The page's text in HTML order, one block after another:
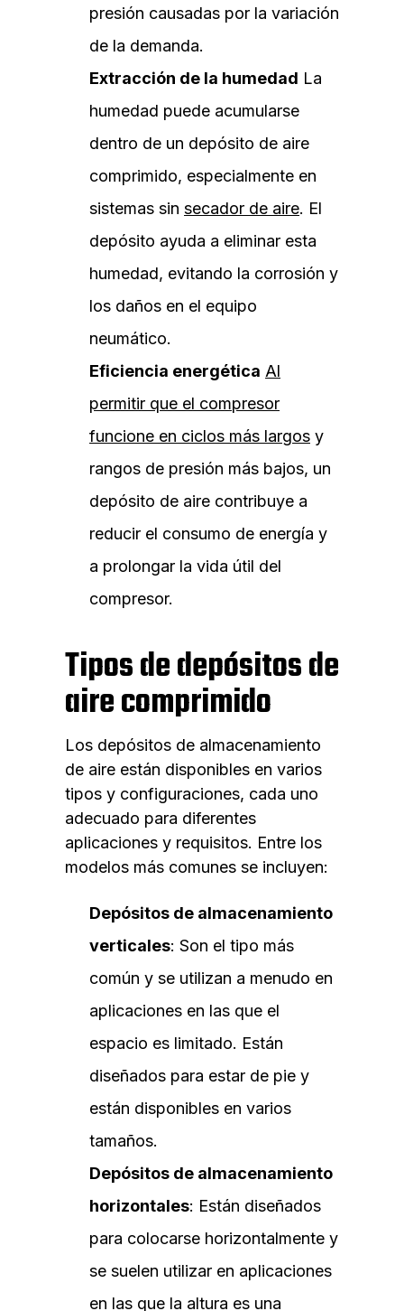
presión causadas por la variación
de la demanda.
Extracción de la humedad La
humedad puede acumularse
dentro de un depósito de aire
comprimido, especialmente en
sistemas sin secador de aire. El
depósito ayuda a eliminar esta
humedad, evitando la corrosión y
los daños en el equipo
neumático.
Eficiencia energética Al
permitir que el compresor
funcione en ciclos más largos y
rangos de presión más bajos, un
depósito de aire contribuye a
reducir el consumo de energía y
a prolongar la vida útil del
compresor.
Tipos de depósitos de
aire comprimido
Los depósitos de almacenamiento
de aire están disponibles en varios
tipos y configuraciones, cada uno
adecuado para diferentes
aplicaciones y requisitos. Entre los
modelos más comunes se incluyen:
Depósitos de almacenamiento
verticales: Son el tipo más
común y se utilizan a menudo en
aplicaciones en las que el
espacio es limitado. Están
diseñados para estar de pie y
están disponibles en varios
tamaños.
Depósitos de almacenamiento
horizontales: Están diseñados
para colocarse horizontalmente y
se suelen utilizar en aplicaciones
en las que la altura es una